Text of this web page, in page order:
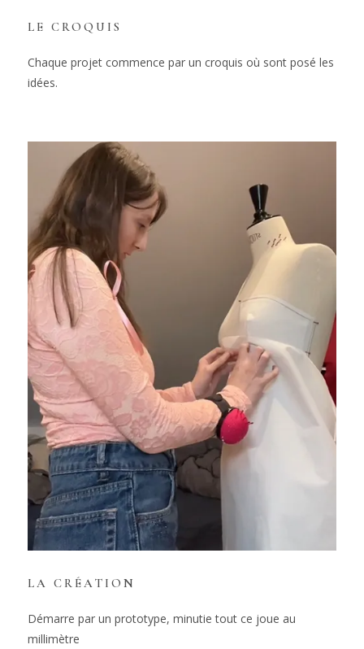
LE CROQUIS
Chaque projet commence par un croquis où sont posé les
idées.
LA CRÉATION
Démarre par un prototype, minutie tout ce joue au
millimètre